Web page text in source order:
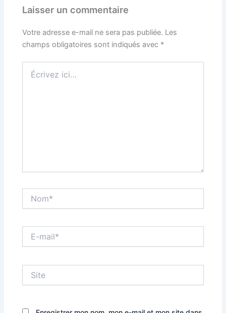
Laisser un commentaire
Votre adresse e-mail ne sera pas publiée. Les
champs obligatoires sont indiqués avec *
ici…
mail*